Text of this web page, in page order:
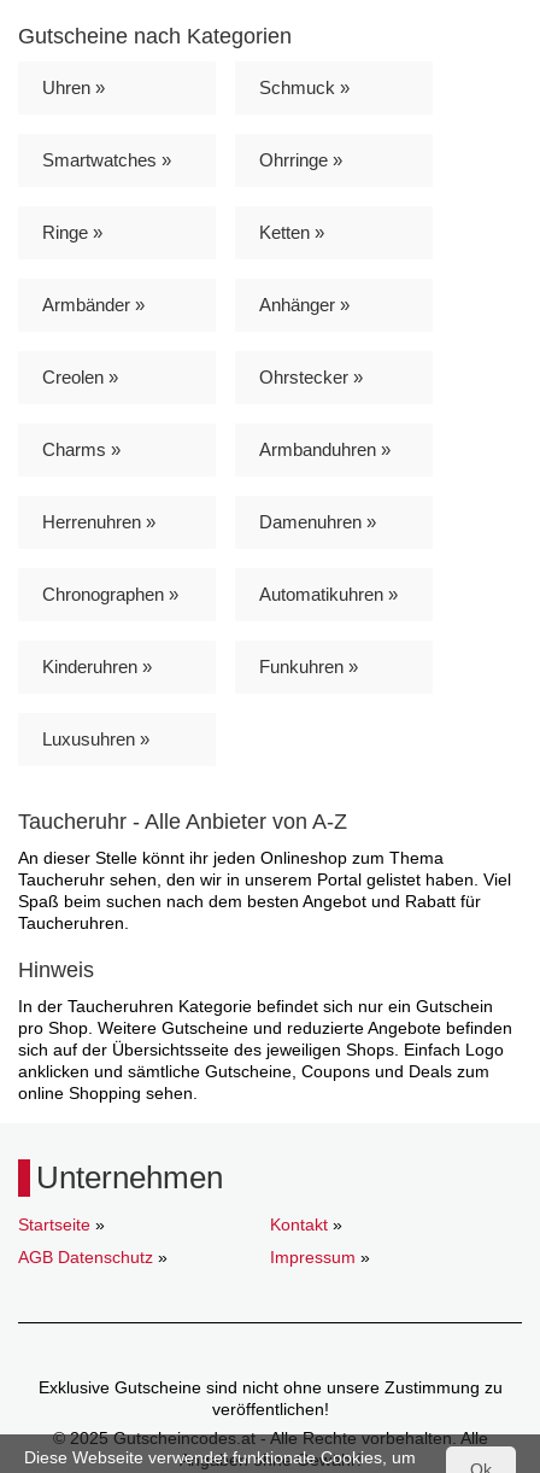
Gutscheine nach Kategorien
Uhren » Schmuck »
Smartwatches » Ohrringe »
Ringe » Ketten »
Armbänder » Anhänger »
Creolen » Ohrstecker »
Charms » Armbanduhren »
Herrenuhren » Damenuhren »
Chronographen » Automatikuhren »
Kinderuhren » Funkuhren »
Luxusuhren »
Taucheruhr - Alle Anbieter von A-Z
An dieser Stelle könnt ihr jeden Onlineshop zum Thema
Taucheruhr sehen, den wir in unserem Portal gelistet haben. Viel
Spaß beim suchen nach dem besten Angebot und Rabatt für
Taucheruhren.
Hinweis
In der Taucheruhren Kategorie befindet sich nur ein Gutschein
pro Shop. Weitere Gutscheine und reduzierte Angebote befinden
sich auf der Übersichtsseite des jeweiligen Shops. Einfach Logo
anklicken und sämtliche Gutscheine, Coupons und Deals zum
online Shopping sehen.
Unternehmen
Startseite » Kontakt »
AGB Datenschutz » Impressum »
Exklusive Gutscheine sind nicht ohne unsere Zustimmung zu
veröffentlichen!
© 2025 Gutscheincodes.at - Alle Rechte vorbehalten. Alle
Angaben ohne Gewähr!
Diese Webseite verwendet funktionale Cookies, um